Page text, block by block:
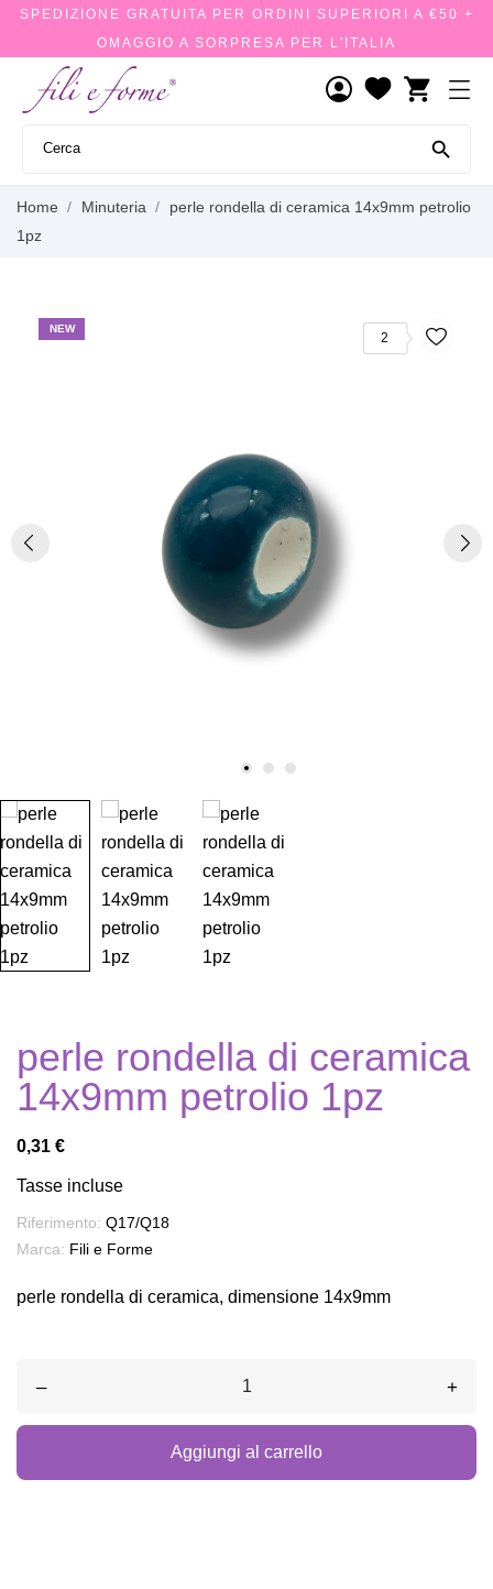
SPEDIZIONE GRATUITA PER ORDINI SUPERIORI A €50 +
OMAGGIO A SORPRESA PER L'ITALIA
shopping_cart

Home Minuteria
perle rondella di ceramica 14x9mm petrolio
1pz
NEW
2
perle rondella di ceramica
14x9mm petrolio 1pz
0,31 €
Tasse incluse
Riferimento: Q17/Q18
Marca: Fili e Forme
perle rondella di ceramica, dimensione 14x9mm
– +
Aggiungi al carrello